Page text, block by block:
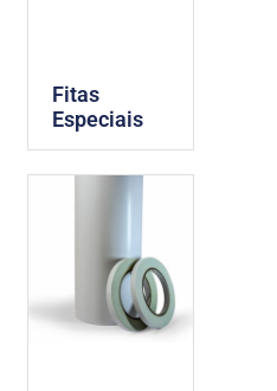
Fitas
Especiais